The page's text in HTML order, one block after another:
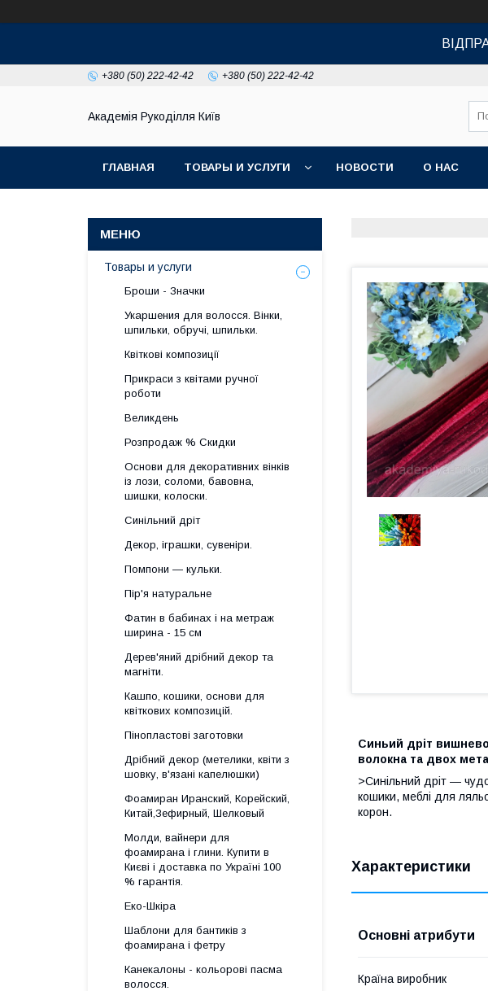
+380 (50) 222-42-42 +380 (50) 222-42-42
Академія Рукоділля Київ
ГЛАВНАЯ ТОВАРЫ И УСЛУГИ НОВОСТИ О НАС
Синьий дріт
волокна та двох
>Синільний дріт —
кошики, меблі для
корон.
Характеристики
Основні атрибути
Країна виробник
Товары и услуги
Броши - Значки
Укаршения для волосся. Вінки,
шпильки, обручі, шпильки.
Квіткові композиції
Прикраси з квітами ручної
роботи
Великдень
Розпродаж % Скидки
Основи для декоративних вінків
із лози, соломи, бавовна,
шишки, колоски.
Синільний дріт
Декор, іграшки, сувеніри.
Помпони — кульки.
Пір'я натуральне
Фатин в бабинах і на метраж
ширина - 15 см
Дерев'яний дрібний декор та
магніти.
Кашпо, кошики, основи для
квіткових композицій.
Пінопластові заготовки
Дрібний декор (метелики, квіти з
шовку, в'язані капелюшки)
Фоамиран Иранский, Корейский,
Китай,Зефирный, Шелковый
Молди, вайнери для
фоамирана і глини. Купити в
Києві і доставка по Україні 100
% гарантія.
Еко-Шкіра
Шаблони для бантиків з
фоамирана і фетру
Канекалоны - кольорові пасма
волосся.